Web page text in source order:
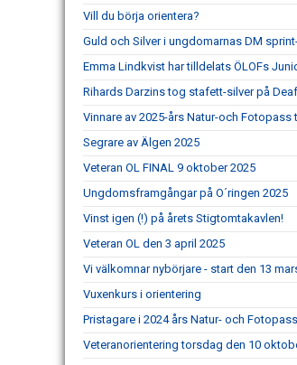
Vill du börja orientera?
Guld och Silver i ungdomarnas DM
Emma Lindkvist har tilldelats ÖLOFs
Rihards Darzins tog stafett-silver på
Vinnare av 2025-års Natur-och Fotopass
Segrare av Älgen 2025
Veteran OL FINAL 9 oktober 2025
Ungdomsframgångar på O´ringen 2025
Vinst igen (!) på årets Stigtomtakavlen!
Veteran OL den 3 april 2025
Vi välkomnar nybörjare - start den 13
Vuxenkurs i orientering
Pristagare i 2024 års Natur- och
Veteranorientering torsdag den 10